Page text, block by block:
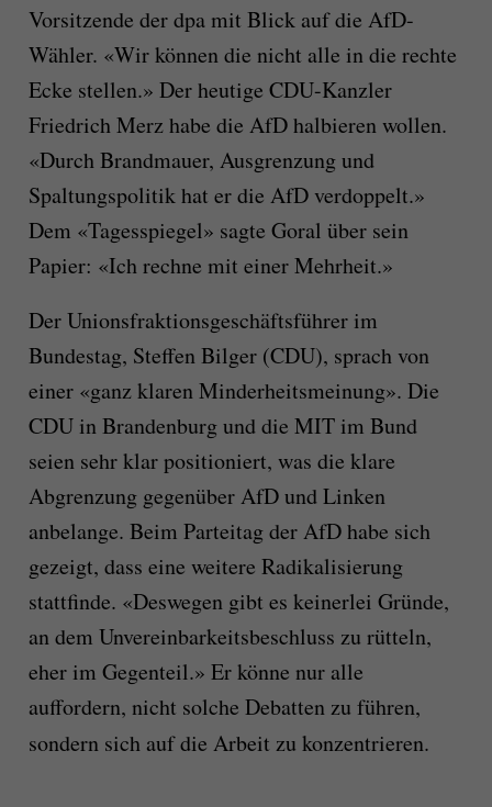
Vorsitzende der dpa mit Blick auf die AfD-
Wähler. «Wir können die nicht alle in die rechte
Ecke stellen.» Der heutige CDU-Kanzler
Friedrich Merz habe die AfD halbieren wollen.
«Durch Brandmauer, Ausgrenzung und
Spaltungspolitik hat er die AfD verdoppelt.»
Dem «Tagesspiegel» sagte Goral über sein
Papier: «Ich rechne mit einer Mehrheit.»
Der Unionsfraktionsgeschäftsführer im
Bundestag, Steffen Bilger (CDU), sprach von
einer «ganz klaren Minderheitsmeinung». Die
CDU in Brandenburg und die MIT im Bund
seien sehr klar positioniert, was die klare
Abgrenzung gegenüber AfD und Linken
anbelange. Beim Parteitag der AfD habe sich
gezeigt, dass eine weitere Radikalisierung
stattfinde. «Deswegen gibt es keinerlei Gründe,
an dem Unvereinbarkeitsbeschluss zu rütteln,
eher im Gegenteil.» Er könne nur alle
auffordern, nicht solche Debatten zu führen,
sondern sich auf die Arbeit zu konzentrieren.